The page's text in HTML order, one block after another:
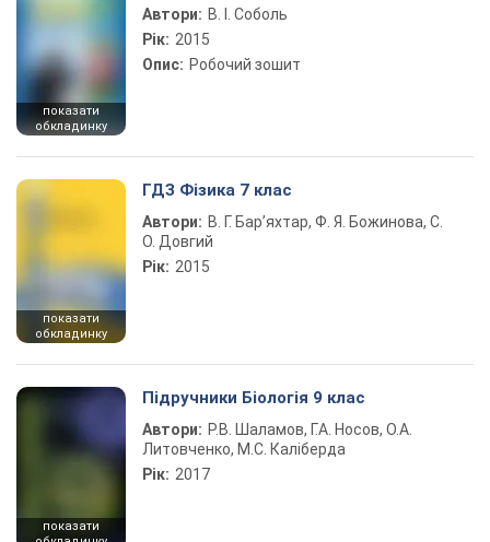
показати
обкладинку
Автори: В. І. Соболь
Рік: 2015
Опис: Робочий зошит
показати
обкладинку
ГДЗ Фізика 7 клас
Автори: В. Г. Бар’яхтар, Ф. Я. Божинова, С.
О. Довгий
Рік: 2015
показати
Підручники Біологія 9 клас
Автори: Р.В. Шаламов, Г.А. Носов, О.А.
Литовченко, М.С. Каліберда
Рік: 2017